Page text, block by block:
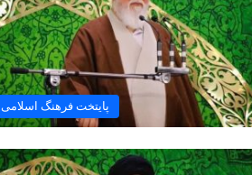
پایتخت فرهنگ اسلامی